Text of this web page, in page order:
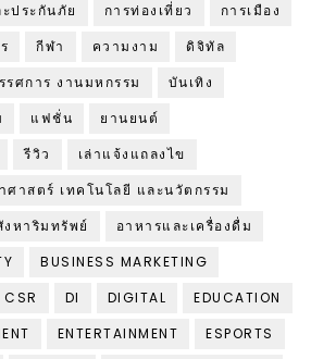
ประกันภัย การท่องเที่ยว
การเมือง
กีฬา ความงาม
ดิจิทัล
รศการ งานมหกรรม
บันเทิง
แฟชั่น
ยานยนต์
รีวิว
เล่าแจ้งแถลงไข
ศาสตร์ เทคโนโลยี และนวัตกรรม
งหาริมทรัพย์
อาหารและเครื่องดื่ม
BUSINESS MARKETING
CSR DI DIGITAL
EDUCATION
ENTERTAINMENT
ESPORTS